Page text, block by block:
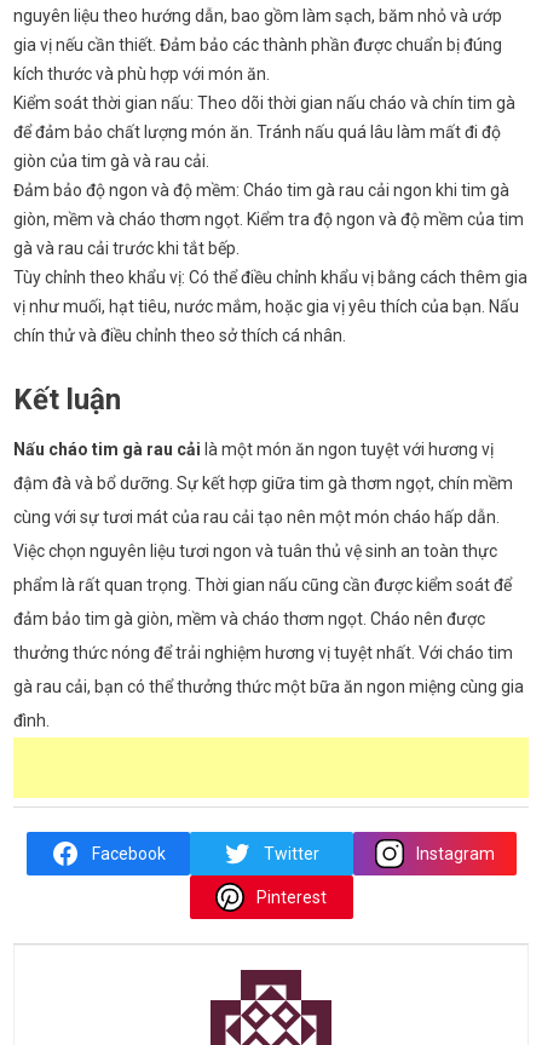
nguyên liệu theo hướng dẫn, bao gồm làm sạch, băm nhỏ và ướp
gia vị nếu cần thiết. Đảm bảo các thành phần được chuẩn bị đúng
kích thước và phù hợp với món ăn.
Kiểm soát thời gian nấu: Theo dõi thời gian nấu cháo và chín tim gà
để đảm bảo chất lượng món ăn. Tránh nấu quá lâu làm mất đi độ
giòn của tim gà và rau cải.
Đảm bảo độ ngon và độ mềm: Cháo tim gà rau cải ngon khi tim gà
giòn, mềm và cháo thơm ngọt. Kiểm tra độ ngon và độ mềm của tim
gà và rau cải trước khi tắt bếp.
Tùy chỉnh theo khẩu vị: Có thể điều chỉnh khẩu vị bằng cách thêm gia
vị như muối, hạt tiêu, nước mắm, hoặc gia vị yêu thích của bạn. Nấu
chín thử và điều chỉnh theo sở thích cá nhân.
Kết luận
Nấu cháo tim gà rau cải là một món ăn ngon tuyệt với hương vị
đậm đà và bổ dưỡng. Sự kết hợp giữa tim gà thơm ngọt, chín mềm
cùng với sự tươi mát của rau cải tạo nên một món cháo hấp dẫn.
Việc chọn nguyên liệu tươi ngon và tuân thủ vệ sinh an toàn thực
phẩm là rất quan trọng. Thời gian nấu cũng cần được kiểm soát để
đảm bảo tim gà giòn, mềm và cháo thơm ngọt. Cháo nên được
thưởng thức nóng để trải nghiệm hương vị tuyệt nhất. Với cháo tim
gà rau cải, bạn có thể thưởng thức một bữa ăn ngon miệng cùng gia
đình.
Facebook Twitter Instagram
Pinterest